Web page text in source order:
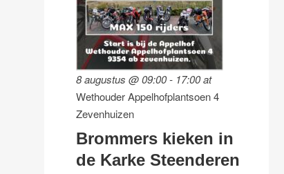
8 augustus @ 09:00- 17:00at
Wethouder Appelhofplantsoen 4
Zevenhuizen
Brommers kieken in
de Karke Steenderen